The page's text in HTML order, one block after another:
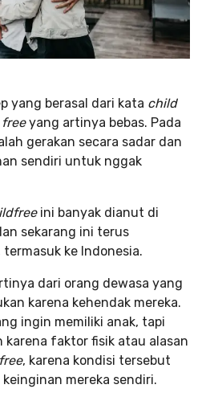
yang berasal dari kata child
freeyang artinya bebas. Pada
gerakan secara sadar dan
sendiri untuk nggak
ini banyak dianut di
sekarang ini terus
ke Indonesia.
dari orang dewasa yang
karena kehendak mereka.
ingin memiliki anak, tapi
karena faktor fisik atau alasan
, karena kondisi tersebut
mereka sendiri.